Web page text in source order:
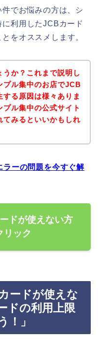
でお悩みの方は、シ
利用したJCBカード
をオススメします。
うか？これまで説明し
プル集中のお店でJCB
する原因は様々ありま
ル集中の公式サイト
てみるといいかもしれ
ーの問題を今すぐ解
ドが使えない方
リック
ードが使えな
ドの利用上限
！」